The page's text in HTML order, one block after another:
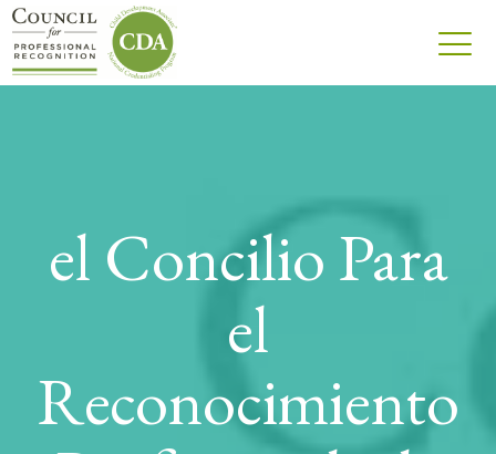
el Concilio Para
el
Reconocimiento